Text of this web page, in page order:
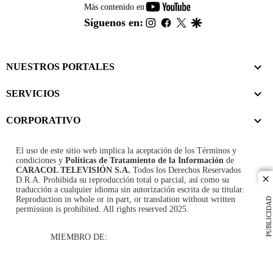
PUBLICIDAD
Más contenido en
youtube-
footer
Síguenos en: instagram
facebook
twitter
NUESTROS PORTALES
SERVICIOS
CORPORATIVO
El uso de este sitio web implica la aceptación de los Términos y
condiciones y Políticas de Tratamiento de la Información de
CARACOL TELEVISIÓN S.A. Todos los Derechos Reservados
D.R.A. Prohibida su reproducción total o parcial, así como su
traducción a cualquier idioma sin autorización escrita de su titular.
Reproduction in whole or in part, or translation without written
permission is prohibited. All rights reserved 2025.
MIEMBRO DE: